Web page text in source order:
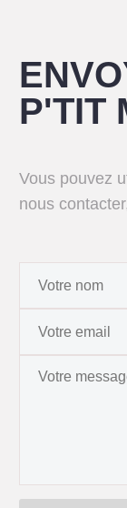
P'TIT
Vous pouvez
nous